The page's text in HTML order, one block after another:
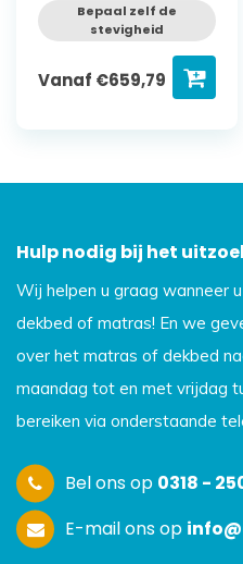
Bepaal zelf de
stevigheid
Vanaf €659,79
Hulp nodig bij het
Wij helpen u graag wanneer
dekbed of matras! En we
over het matras of dekbed
maandag tot en met vrijdag
bereiken via onderstaande
Bel ons op 0318 -
E-mail ons op